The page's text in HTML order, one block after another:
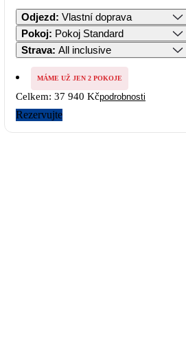
Odjezd: Vlastní doprava
Pokoj: Pokoj Standard
Strava: All inclusive
MÁME UŽ JEN 2 POKOJE
Celkem: 37 940 Kčpodrobnosti
Rezervujte